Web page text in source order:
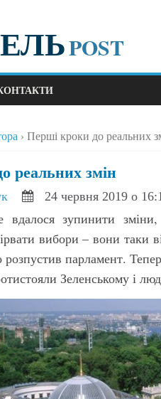
POST
Перші кроки до реальних
реальних змін
24 червня 2019 о
вдалося зупинити
вибори – вони таки
парламент.
Зеленському і